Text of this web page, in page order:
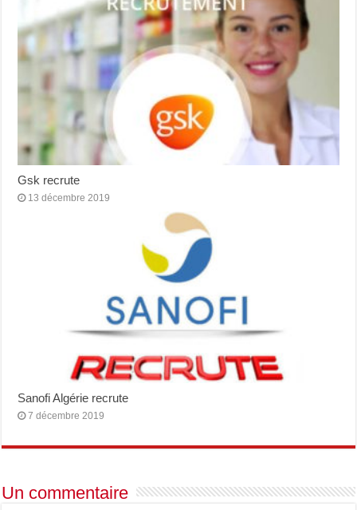
Gsk recrute
13 décembre 2019
Sanofi Algérie recrute
7 décembre 2019
Un commentaire